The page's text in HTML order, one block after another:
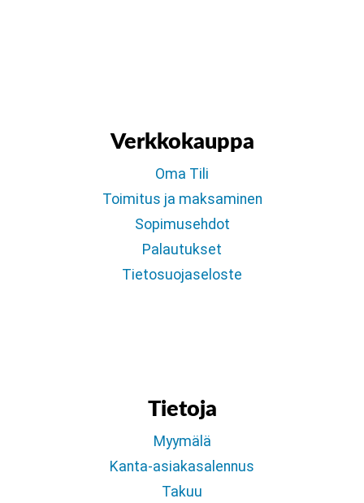
Verkkokauppa
Oma Tili
Toimitus ja maksaminen
Sopimusehdot
Palautukset
Tietosuojaseloste
Tietoja
Myymälä
Kanta-asiakasalennus
Takuu